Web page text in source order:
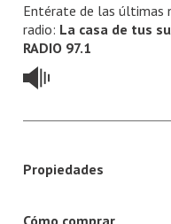
Entérate de las últimas
radio: La casa de tus
RADIO 97.1
Propiedades